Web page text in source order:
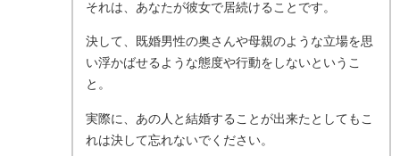
それは、あなたが彼女で居続けることです。
決して、既婚男性の奥さんや母親のような立場を思
い浮かばせるような態度や行動をしないというこ
と。
実際に、あの人と結婚することが出来たとしてもこ
れは決して忘れないでください。